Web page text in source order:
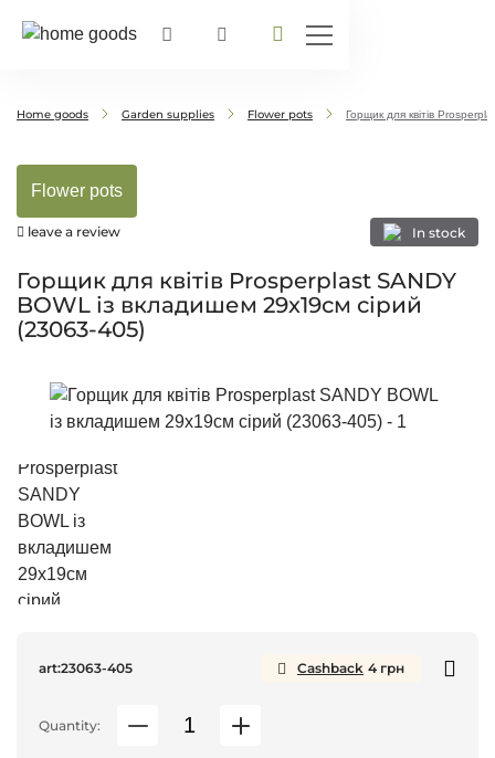
Home goods Garden supplies Flower pots Горщик для квітів
Flower pots
Горщик для квітів Prosperplast SANDY
BOWL із вкладишем 29х19см сірий
(23063-405)
leave a review In stock
art:23063-405 Cashback 4 грн
Quantity: